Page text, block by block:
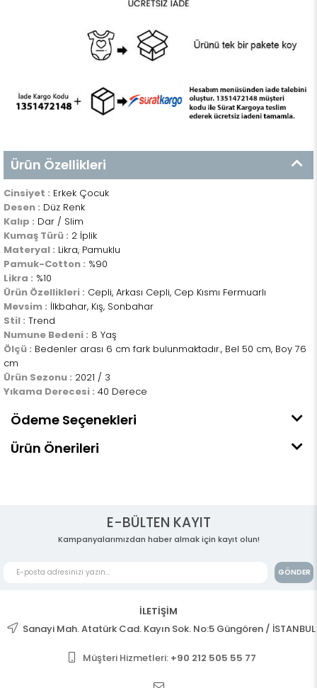
Ürün Özellikleri
Cinsiyet : Erkek Çocuk
Desen : Düz Renk
Kalıp : Dar / Slim
Kumaş Türü : 2 İplik
Materyal : Likra, Pamuklu
Pamuk-Cotton : %90
Likra : %10
Ürün Özellikleri : Cepli, Arkası Cepli, Cep Kısmı Fermuarlı
Mevsim : İlkbahar, Kış, Sonbahar
Stil : Trend
Numune Bedeni : 8 Yaş
Ölçü : Bedenler arası 6 cm fark bulunmaktadır., Bel 50 cm, Boy 76
cm
Ürün Sezonu : 2021 / 3
Yıkama Derecesi : 40 Derece
Ödeme Seçenekleri
Ürün Önerileri
E-BÜLTEN KAYIT
Kampanyalarımızdan haber almak için kayıt olun!
GÖNDER
İLETİŞİM
Sanayi Mah. Atatürk Cad. Kayın Sok. No:5 Güngören / İSTANBUL
Müşteri Hizmetleri: +90 212 505 55 77